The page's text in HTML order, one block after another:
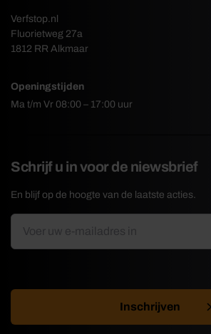
Verfstop.nl
Fluorietweg 27a
1812 RR Alkmaar
Openingstijden
Ma t/m Vr 08:00 – 17:00 uur
Schrijf u in voor de niewsbrief
En blijf op de hoogte van de laatste acties.
mailadres
*